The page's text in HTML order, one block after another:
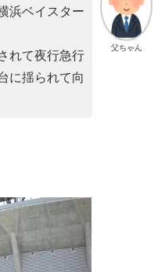
父ちゃん
浜ベイスター
れて夜行急行
に揺られて向